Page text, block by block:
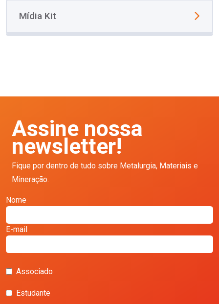
Mídia Kit
Assine nossa
newsletter!
Fique por dentro de tudo sobre Metalurgia, Materiais e
Mineração.
Nome
E-mail
Associado
Estudante